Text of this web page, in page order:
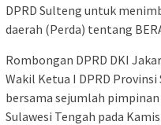
DPRD Sulteng untuk
daerah (Perda) tentang
Rombongan DPRD DKI
Wakil Ketua I DPRD
bersama sejumlah
Sulawesi Tengah pada